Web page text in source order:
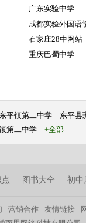
广东实验中学
成都实验外国语
石家庄28中网站
重庆巴蜀中学
平镇第二中学
东平县
第二中学 +全部
点 图书大全 |初中
-营销合作 -友情链接 -